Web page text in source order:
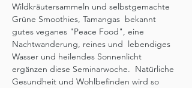
Wildkräutersammeln und selbstgemachte
Grüne Smoothies, Tamangas  bekannt
gutes veganes "Peace Food", eine
Nachtwanderung, reines und  lebendiges
Wasser und heilendes Sonnenlicht
ergänzen diese Seminarwoche.  Natürliche
Gesundheit und Wohlbefinden wird so